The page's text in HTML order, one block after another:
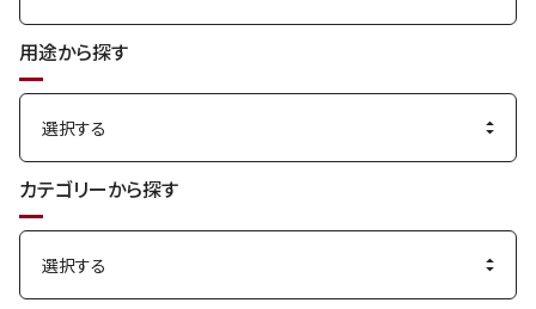
用途から探す
カテゴリーから探す